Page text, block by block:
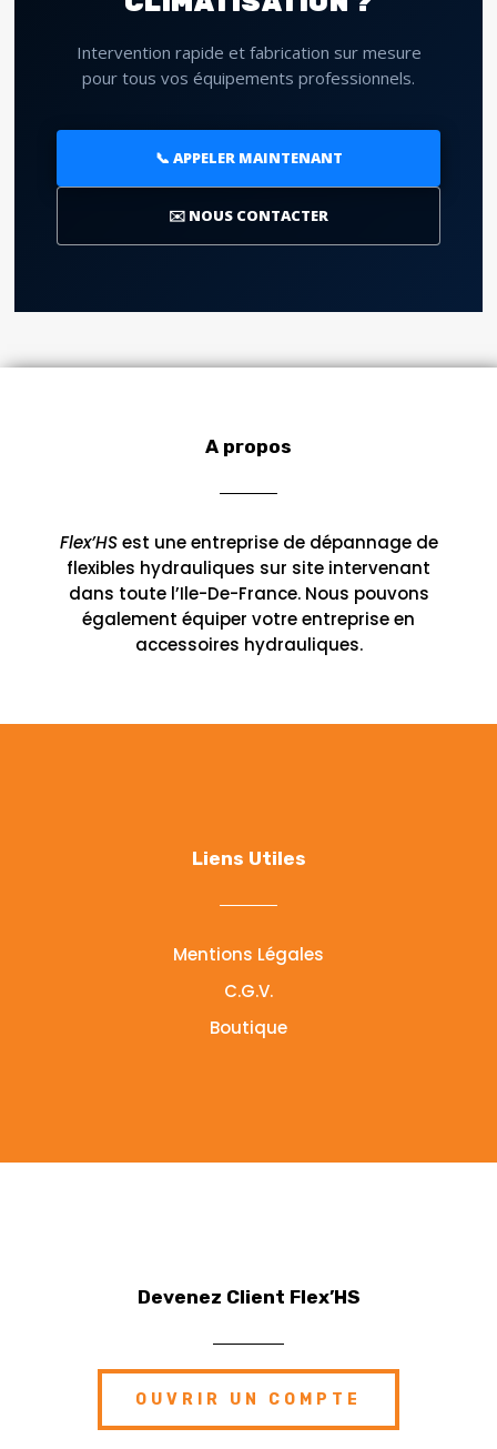
Intervention rapide et fabrication sur mesure
pour tous vos équipements professionnels.
📞 APPELER MAINTENANT
✉️ NOUS CONTACTER
A propos
Flex’HSest une entreprise de dépannage de
flexibles hydrauliques sur site intervenant
dans toute l’Ile-De-France. Nous pouvons
également équiper votre entreprise en
accessoires hydrauliques.
Liens Utiles
Mentions Légales
C.G.V.
Boutique
Devenez Client Flex’HS
OUVRIR UN COMPTE